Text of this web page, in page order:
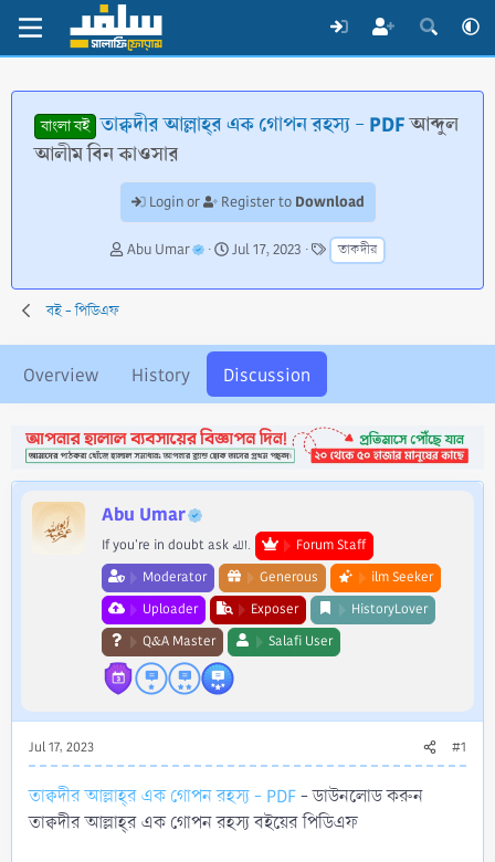
বাংলা বই তাক্বদীর আল্লাহ্‌র এক গোপন রহস্য - PDFআব্দুল
আলীম বিন কাওসার
Login or Register to Download
T
r
d
s
r
t
e
Abu Umar
S
a
d
a
t
Jul 17, 2023
T
a
g
তাকদীর
বই - পিডিএফ
Overview History Discussion
Abu Umar
If you're in doubt ask الله.
Forum Staff
Moderator
Generous
ilm Seeker
Uploader
Exposer
HistoryLover
Q&A Master
Salafi User
Jul 17, 2023 #1
তাক্বদীর আল্লাহ্‌র এক গোপন রহস্য - PDF- ডাউনলোড করুন
তাক্বদীর আল্লাহ্‌র এক গোপন রহস্য বইয়ের পিডিএফ